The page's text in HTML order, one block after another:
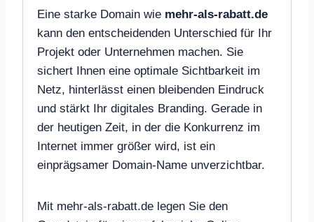
Eine starke Domain wie mehr-als-rabatt.de
kann den entscheidenden Unterschied für Ihr
Projekt oder Unternehmen machen. Sie
sichert Ihnen eine optimale Sichtbarkeit im
Netz, hinterlässt einen bleibenden Eindruck
und stärkt Ihr digitales Branding. Gerade in
der heutigen Zeit, in der die Konkurrenz im
Internet immer größer wird, ist ein
einprägsamer Domain-Name unverzichtbar.
Mit mehr-als-rabatt.de legen Sie den